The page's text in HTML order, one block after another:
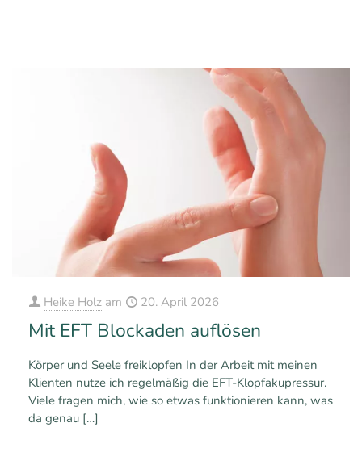
Heike Holz am 20. April 2026
Mit EFT Blockaden auflösen
Körper und Seele freiklopfen In der Arbeit mit meinen
Klienten nutze ich regelmäßig die EFT-Klopfakupressur.
Viele fragen mich, wie so etwas funktionieren kann, was
da genau […]